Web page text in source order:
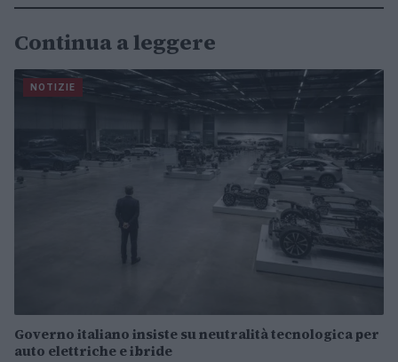
Continua a leggere
NOTIZIE
Governo italiano insiste su neutralità tecnologica per
auto elettriche e ibride